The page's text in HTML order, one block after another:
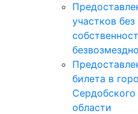
участков
билета в
области